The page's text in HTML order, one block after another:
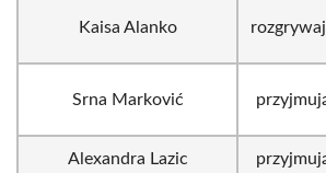
Kaisa Alanko
Srna Marković
Alexandra Lazic